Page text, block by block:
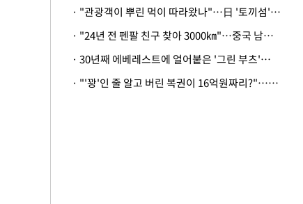
· "관광객이 뿌린 먹이 따라왔나"…日 '토끼섬' 멧돼지, 토끼까지 사냥
· "24년 전 펜팔 친구 찾아 3000㎞"…중국 남성 사연에 '뭉클'
· 30년째 에베레스트에 얼어붙은 '그린 부츠'…드디어 가족 품으로
· "'꽝'인 줄 알고 버린 복권이 16억원짜리?"…극적으로 되찾은 사연